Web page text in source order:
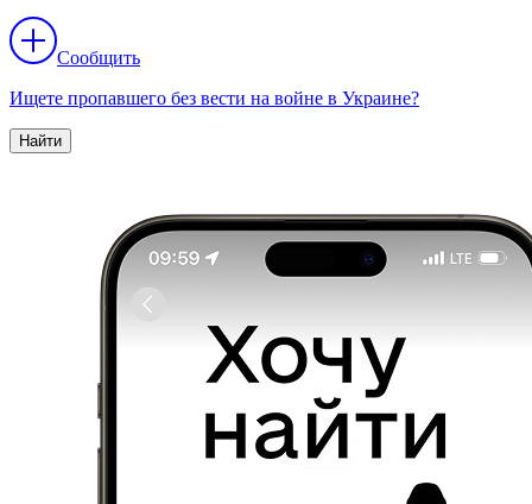
Сообщить
Ищете пропавшего без вести на войне в Украине?
Найти